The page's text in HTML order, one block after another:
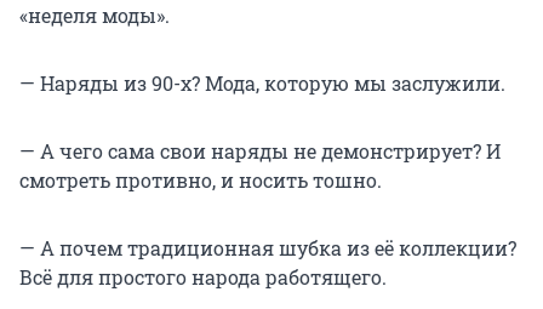
«неделя моды».
— Наряды из 90-х? Мода, которую мы заслужили.
— А чего сама свои наряды не демонстрирует? И
смотреть противно, и носить тошно.
— А почем традиционная шубка из еë коллекции?
Всё для простого народа работящего.